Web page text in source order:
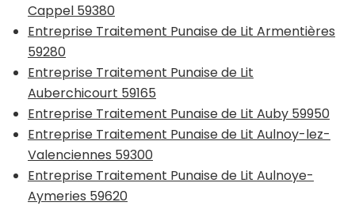
Cappel 59380
Entreprise Traitement Punaise de Lit Armentières
59280
Entreprise Traitement Punaise de Lit
Auberchicourt 59165
Entreprise Traitement Punaise de Lit Auby 59950
Entreprise Traitement Punaise de Lit Aulnoy-lez-
Valenciennes 59300
Entreprise Traitement Punaise de Lit Aulnoye-
Aymeries 59620